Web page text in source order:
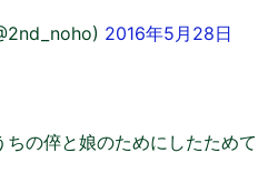
2016年5月28日
の倅と娘のためにしたため